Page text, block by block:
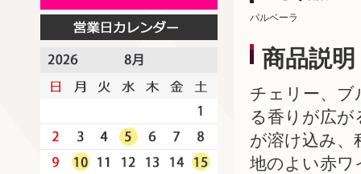
バルベーラ
商品説明
チェリー、ブ
る香りが広
が溶け込み、
地のよい赤ワ